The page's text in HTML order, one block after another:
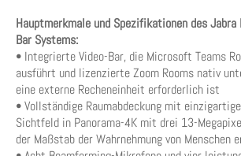
Hauptmerkmale und Spezifikationen des Jabra
Bar Systems:
• Integrierte Video-Bar, die Microsoft Teams
ausführt und lizenzierte Zoom Rooms nativ
eine externe Recheneinheit erforderlich ist
• Vollständige Raumabdeckung mit
Sichtfeld in Panorama-4K mit drei 13-
der Maßstab der Wahrnehmung von Menschen